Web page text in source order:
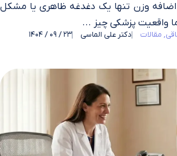
وزن تنها یک دغدغه ظاهری یا مشکل
واقعیت پزشکی چیز ...
مقالات دکتر علی الماسی 23 / 09 / 1404